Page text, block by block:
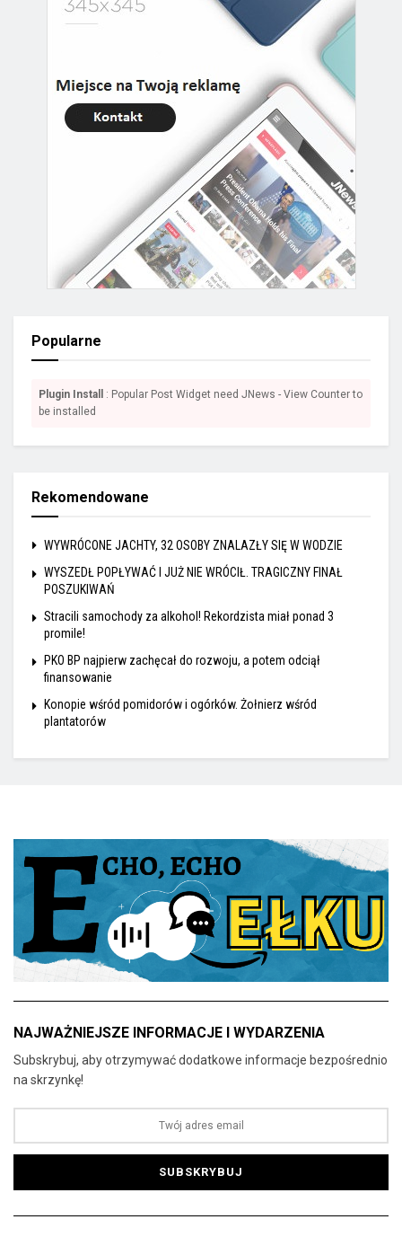
Popularne
Plugin Install
: Popular Post Widget need JNews - View Counter to
be installed
Rekomendowane
WYWRÓCONE JACHTY, 32 OSOBY ZNALAZŁY SIĘ W WODZIE
WYSZEDŁ POPŁYWAĆ I JUŻ NIE WRÓCIŁ. TRAGICZNY FINAŁ
POSZUKIWAŃ
Stracili samochody za alkohol! Rekordzista miał ponad 3
promile!
PKO BP najpierw zachęcał do rozwoju, a potem odciął
finansowanie
Konopie wśród pomidorów i ogórków. Żołnierz wśród
plantatorów
NAJWAŻNIEJSZE INFORMACJE I WYDARZENIA
Subskrybuj, aby otrzymywać dodatkowe informacje bezpośrednio
na skrzynkę!